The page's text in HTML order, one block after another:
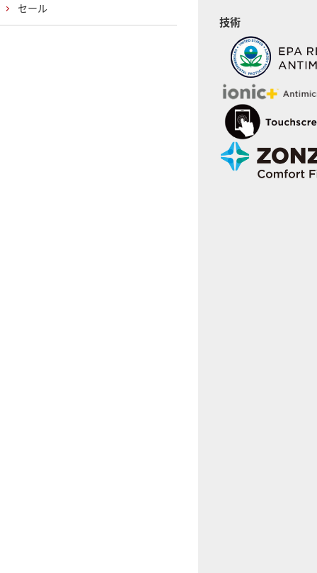
技術
セール